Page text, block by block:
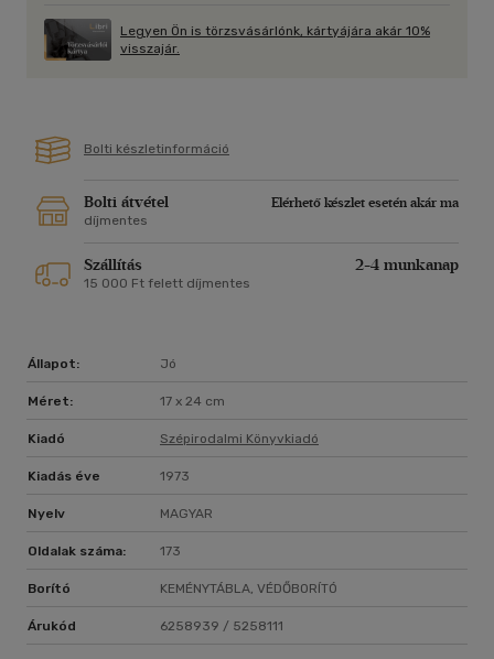
Legyen Ön is törzsvásárlónk, kártyájára akár 10%
visszajár.
Bolti készletinformáció
Bolti átvétel
Elérhető készlet esetén akár ma
díjmentes
Szállítás 2-4 munkanap
15 000 Ft felett díjmentes
Állapot: Jó
Méret: 17 x 24 cm
Kiadó Szépirodalmi Könyvkiadó
Kiadás éve 1973
Nyelv MAGYAR
Oldalak száma: 173
Borító KEMÉNYTÁBLA, VÉDŐBORÍTÓ
Árukód 6258939 / 5258111